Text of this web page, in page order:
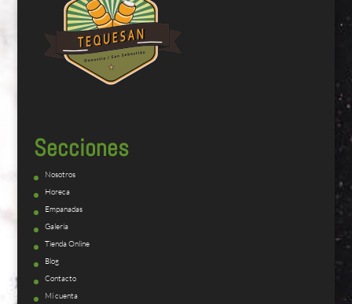
Secciones
Nosotros
Horeca
Empanadas
Galería
Tienda Online
Blog
Contacto
Mi cuenta